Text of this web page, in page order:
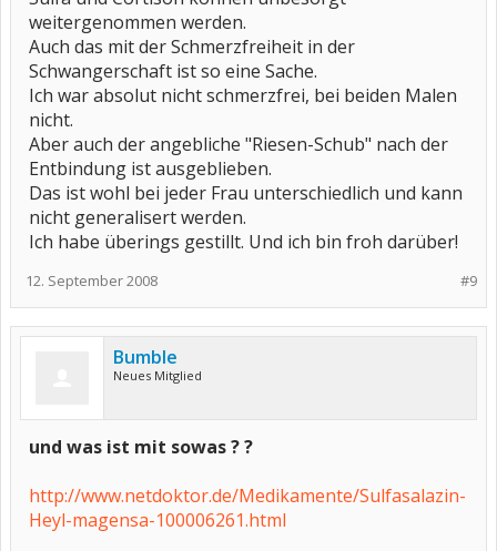
weitergenommen werden.
Auch das mit der Schmerzfreiheit in der
Schwangerschaft ist so eine Sache.
Ich war absolut nicht schmerzfrei, bei beiden Malen
nicht.
Aber auch der angebliche "Riesen-Schub" nach der
Entbindung ist ausgeblieben.
Das ist wohl bei jeder Frau unterschiedlich und kann
nicht generalisert werden.
Ich habe überings gestillt. Und ich bin froh darüber!
#9
12. September 2008
Bumble
Neues Mitglied
und was ist mit sowas ? ?
http://www.netdoktor.de/Medikamente/Sulfasalazin-
Heyl-magensa-100006261.html